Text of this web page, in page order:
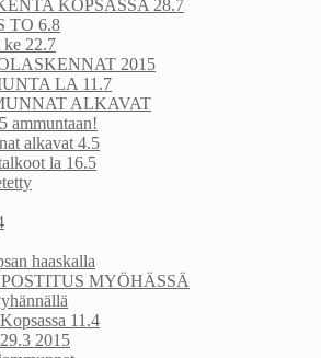
KOPSASSA 28.7
TO 6.8
ke 22.7
2015
LA 11.7
ALKAVAT
ammuntaan!
alkavat 4.5
la 16.5
haaskalla
MYÖHÄSSÄ
11.4
2015